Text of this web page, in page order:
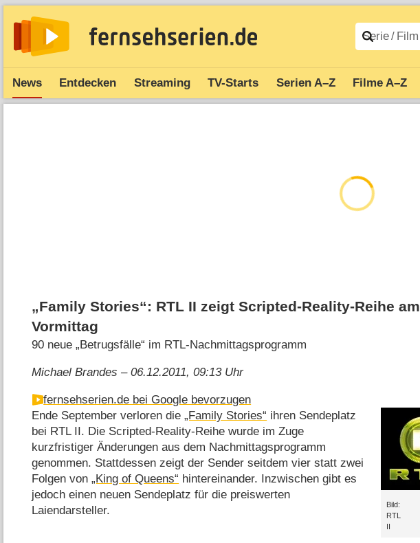
News Entdecken Streaming TV-Starts Serien A–Z Filme A–Z
„Family Stories“: RTL II zeigt Scripted-Reality-Reihe am
Vormittag
90 neue „Betrugsfälle“ im RTL-Nachmittagsprogramm
Michael Brandes – 06.12.2011, 09:13 Uhr
fernsehserien.de bei Google bevorzugen
Bild:
RTL
II
Ende September verloren die„Family Stories“ ihren Sendeplatz
bei RTL II. Die Scripted-Reality-Reihe wurde im Zuge
kurzfristiger Änderungen aus dem Nachmittagsprogramm
genommen. Stattdessen zeigt der Sender seitdem vier statt zwei
Folgen von„King of Queens“ hintereinander. Inzwischen gibt es
jedoch einen neuen Sendeplatz für die preiswerten
Laiendarsteller.